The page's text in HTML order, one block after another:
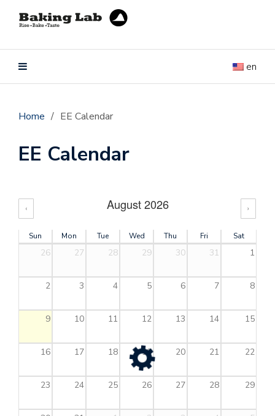
en
Home / EE Calendar
EE Calendar
‹ August 2026 ›
Sun Mon Tue Wed Thu Fri Sat
26 27 28 29 30 31 1
2 3 4 5 6 7 8
9 10 11 12 13 14 15
16 17 18 19 20 21 22
23 24 25 26 27 28 29